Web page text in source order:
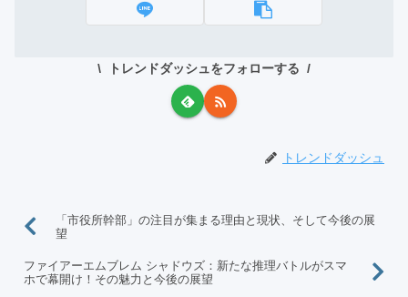
トレンドダッシュをフォローする
トレンドダッシュ
「市役所幹部」の注目が集まる理由と現状、そして今後の展
望
ファイアーエムブレム シャドウズ：新たな推理バトルがスマ
ホで幕開け！その魅力と今後の展望